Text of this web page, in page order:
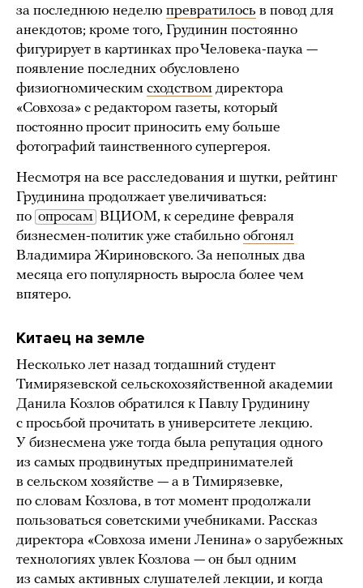
за последнюю неделю превратилось в повод для
анекдотов; кроме того, Грудинин постоянно
фигурирует в картинках про Человека-паука —
появление последних обусловлено
физиогномическим сходством директора
«Совхоза» с редактором газеты, который
постоянно просит приносить ему больше
фотографий таинственного супергероя.
Несмотря на все расследования и шутки, рейтинг
Грудинина продолжает увеличиваться:
по опросам ВЦИОМ, к середине февраля
бизнесмен-политик уже стабильно обгонял
Владимира Жириновского. За неполных два
месяца его популярность выросла более чем
впятеро.
Китаец на земле
Несколько лет назад тогдашний студент
Тимирязевской сельскохозяйственной академии
Данила Козлов обратился к Павлу Грудинину
с просьбой прочитать в университете лекцию.
У бизнесмена уже тогда была репутация одного
из самых продвинутых предпринимателей
в сельском хозяйстве — а в Тимирязевке,
по словам Козлова, в тот момент продолжали
пользоваться советскими учебниками. Рассказ
директора «Совхоза имени Ленина» о зарубежных
технологиях увлек Козлова — он был одним
из самых активных слушателей лекции, и когда